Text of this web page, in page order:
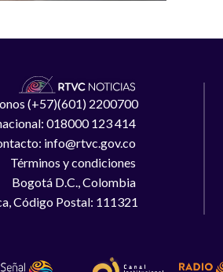
(+57)(601) 2200700
018000 123 414
info@rtvc.gov.co
Términos y condiciones
Bogotá D.C., Colombia
Código Postal: 111321